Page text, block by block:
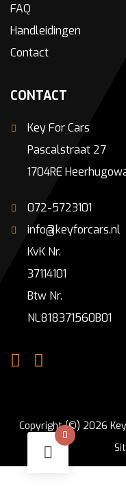
FAQ
Handleidingen
Contact
CONTACT
Key For Cars
Pascalstraat 27
1704RE
072-5723101
info@keyforcars.nl
KvK Nr.
37114101
Btw Nr.
NL818371560B01
Copyright (©) 2026 Key
0